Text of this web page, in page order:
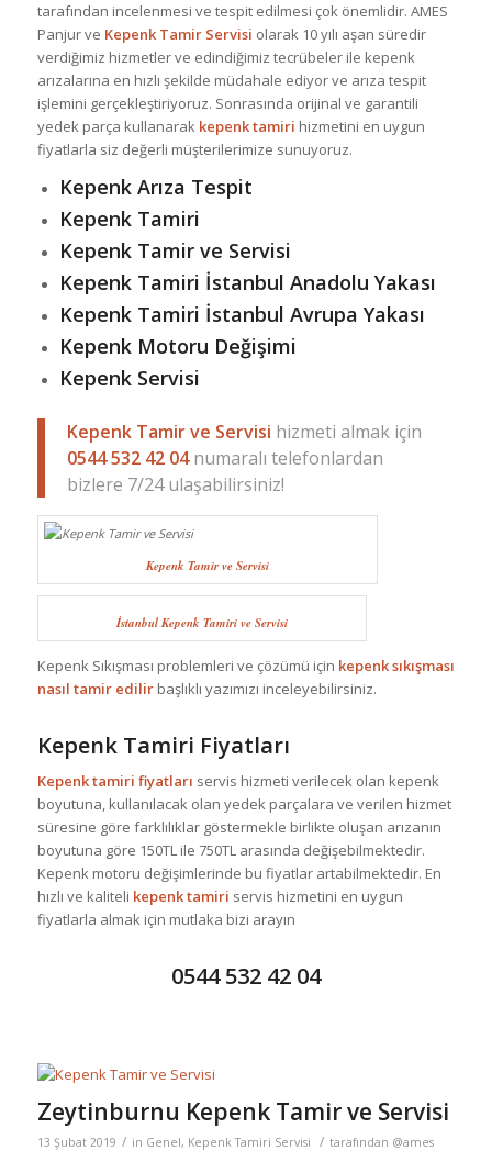
tarafından incelenmesi ve tespit edilmesi çok önemlidir. AMES
Panjur ve Kepenk Tamir Servisi olarak 10 yılı aşan süredir
verdiğimiz hizmetler ve edindiğimiz tecrübeler ile kepenk
arızalarına en hızlı şekilde müdahale ediyor ve arıza tespit
işlemini gerçekleştiriyoruz. Sonrasında orijinal ve garantili
yedek parça kullanarak kepenk tamiri hizmetini en uygun
fiyatlarla siz değerli müşterilerimize sunuyoruz.
Kepenk Arıza Tespit
Kepenk Tamiri
Kepenk Tamir ve Servisi
Kepenk Tamiri İstanbul Anadolu Yakası
Kepenk Tamiri İstanbul Avrupa Yakası
Kepenk Motoru Değişimi
Kepenk Servisi
Kepenk Tamir ve Servisi hizmeti almak için
0544 532 42 04numaralı telefonlardan
bizlere 7/24 ulaşabilirsiniz!
Kepenk Tamir ve Servisi
İstanbul Kepenk Tamiri ve Servisi
Kepenk Sıkışması problemleri ve çözümü için kepenk sıkışması
nasıl tamir edilirbaşlıklı yazımızı inceleyebilirsiniz.
Kepenk Tamiri Fiyatları
Kepenk tamiri fiyatları servis hizmeti verilecek olan kepenk
boyutuna, kullanılacak olan yedek parçalara ve verilen hizmet
süresine göre farklılıklar göstermekle birlikte oluşan arızanın
boyutuna göre 150TL ile 750TL arasında değişebilmektedir.
Kepenk motoru değişimlerinde bu fiyatlar artabilmektedir. En
hızlı ve kaliteli kepenk tamiri servis hizmetini en uygun
fiyatlarla almak için mutlaka bizi arayın
0544 532 42 04
Zeytinburnu Kepenk Tamir ve Servisi
13 Şubat 2019 / in Genel, Kepenk Tamiri Servisi / tarafından @ames